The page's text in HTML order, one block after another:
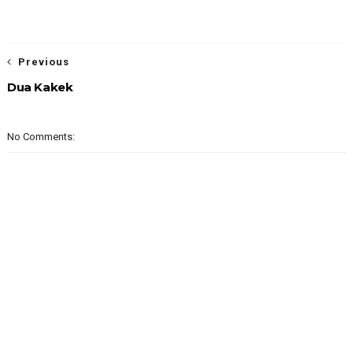
Previous
Dua Kakek
No Comments: